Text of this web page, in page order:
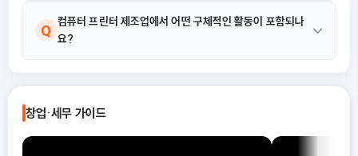
A 26323 컴퓨터 프린터 제조업은 각종 컴퓨터용 프린터를 제조하는
산업활동으로 정의됩니다. 레이저 프린터 제조나 잉크제트 프린터
Q
컴퓨터 프린터 제조업에서 어떤 구체적인 활동이 포함되나
요?
린터 제조가 명시되어 있습니다.
창업·세무 가이드